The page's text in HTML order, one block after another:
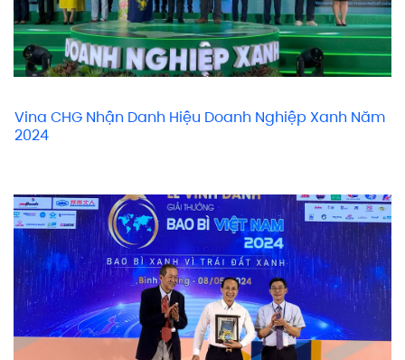
Vina CHG Nhận Danh Hiệu Doanh Nghiệp Xanh Năm
2024